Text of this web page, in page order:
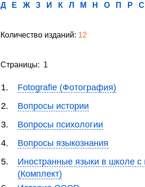
Д Е Ж З И К Л М Н О П Р С
Количество изданий: 12
Страницы: 1
1.
Fotografie (Фотография)
2.
Вопросы истории
3.
Вопросы психологии
4.
Вопросы языкознания
5.
Иностранные языки в школе
(Комплект)